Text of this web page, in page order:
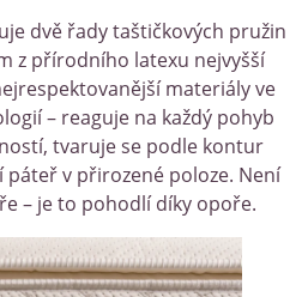
dvě řady taštičkových pružin
z přírodního latexu nejvyšší
materiály ve
– reaguje na každý pohyb
tvaruje se podle kontur
v přirozené poloze. Není
– je to pohodlí díky opoře.